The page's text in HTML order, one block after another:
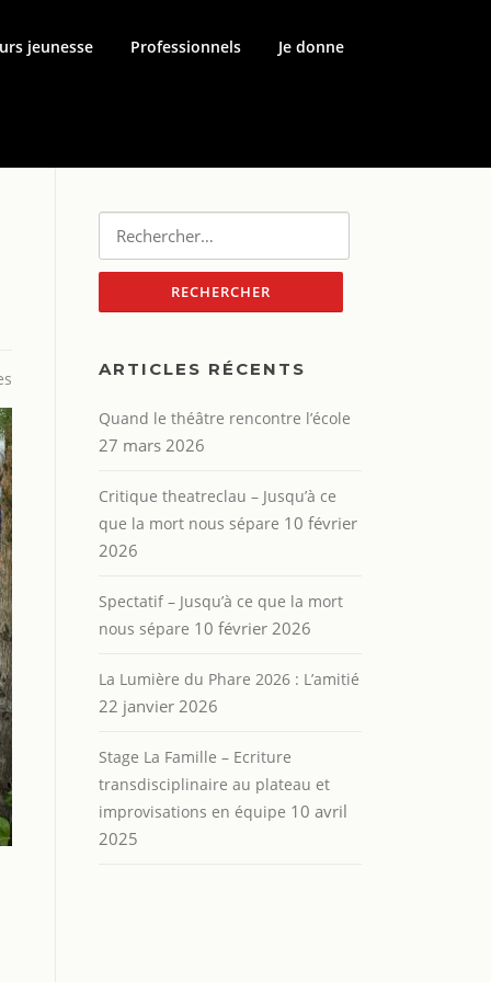
jeunesse Professionnels Je donne
Rechercher :
ARTICLES RÉCENTS
Quand le théâtre rencontre l’école
27 mars 2026
Critique theatreclau – Jusqu’à ce
que la mort nous sépare 10 février
2026
Spectatif – Jusqu’à ce que la mort
nous sépare 10 février 2026
La Lumière du Phare 2026 : L’amitié
22 janvier 2026
Stage La Famille – Ecriture
transdisciplinaire au plateau et
improvisations en équipe 10 avril
2025